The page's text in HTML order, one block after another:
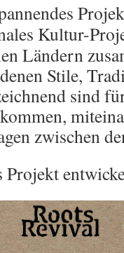
Kultur-
Ländern
Stile,
sind
zwischen
Projekt